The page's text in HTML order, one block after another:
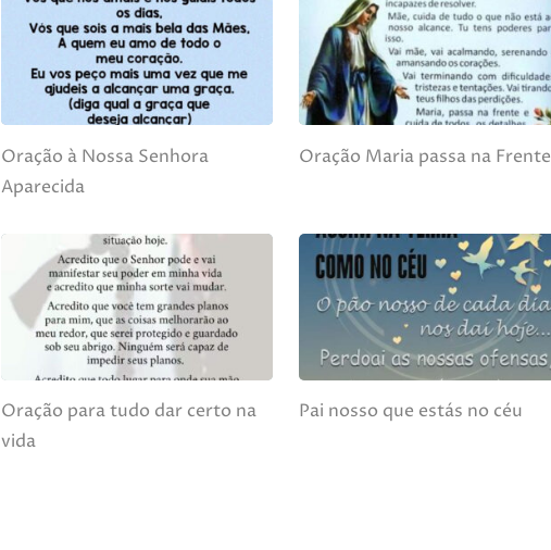
Oração à Nossa Senhora
Aparecida
Oração Maria passa na Frente
Oração para tudo dar certo na
vida
Pai nosso que estás no céu